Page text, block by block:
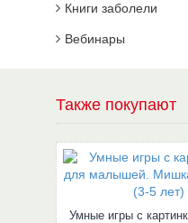
Книги заболели
Вебинары
Также покупают